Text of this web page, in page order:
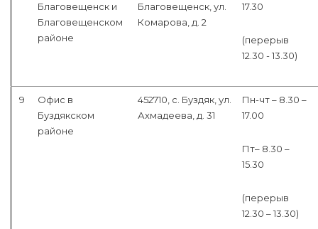
Благовещенск и
Благовещенском
районе
Благовещенск, ул.
Комарова, д. 2
17.30
(перерыв
12.30 - 13.30)
9
Офис в
Буздякском
районе
452710, с. Буздяк, ул.
Ахмадеева, д. 31
Пн-чт – 8.30 –
17.00
Пт– 8.30 –
15.30
(перерыв
12.30 – 13.30)